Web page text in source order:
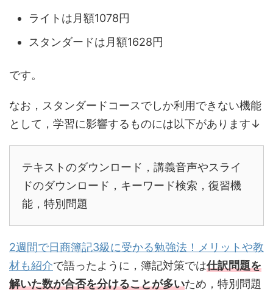
ライトは月額1078円
スタンダードは月額1628円
です。
なお，スタンダードコースでしか利用できない機能
として，学習に影響するものには以下があります↓
テキストのダウンロード，講義音声やスライ
ドのダウンロード，キーワード検索，復習機
能，特別問題
2週間で日商簿記3級に受かる勉強法！メリットや教
材も紹介で語ったように，簿記対策では仕訳問題を
解いた数が合否を分けることが多いため，特別問題